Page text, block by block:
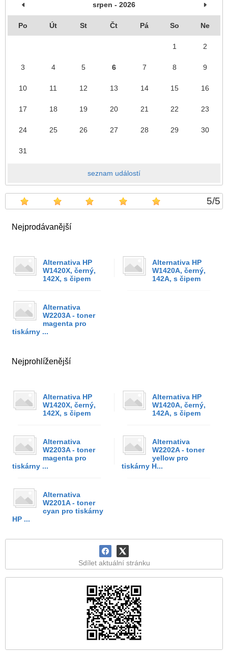
srpen - 2026
Po Út St Čt Pá So Ne
1 2
3 4 5 6 7 8 9
10 11 12 13 14 15 16
17 18 19 20 21 22 23
24 25 26 27 28 29 30
31
seznam událostí
5/5
Nejprodávanější
Alternativa HP
W1420X, černý,
142X, s čipem
Alternativa HP
W1420A, černý,
142A, s čipem
Alternativa
W2203A - toner
magenta pro
tiskárny ...
Nejprohlíženější
Alternativa HP
W1420X, černý,
142X, s čipem
Alternativa HP
W1420A, černý,
142A, s čipem
Alternativa
W2203A - toner
magenta pro
tiskárny ...
Alternativa
W2202A - toner
yellow pro
tiskárny H...
Alternativa
W2201A - toner
cyan pro tiskárny
HP ...
Sdílet aktuální stránku